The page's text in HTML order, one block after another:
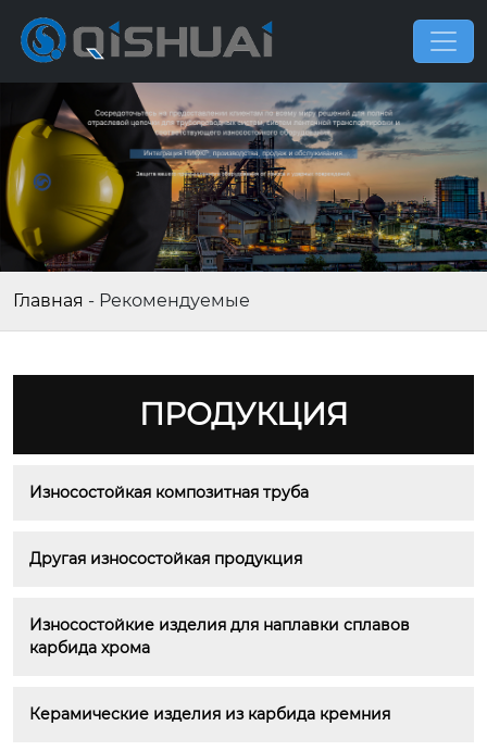
Главная - Рекомендуемые
ПРОДУКЦИЯ
Износостойкая композитная труба
Другая износостойкая продукция
Износостойкие изделия для наплавки сплавов
карбида хрома
Керамические изделия из карбида кремния